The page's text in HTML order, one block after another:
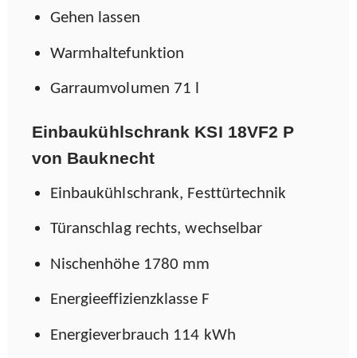
Gehen lassen
Warmhaltefunktion
Garraumvolumen 71 l
Einbaukühlschrank KSI 18VF2 P
von Bauknecht
Einbaukühlschrank, Festtürtechnik
Türanschlag rechts, wechselbar
Nischenhöhe 1780 mm
Energieeffizienzklasse F
Energieverbrauch 114 kWh